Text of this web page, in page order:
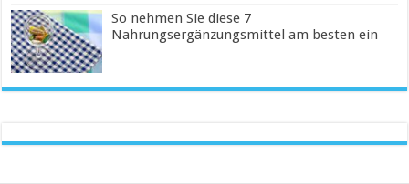
So nehmen Sie diese 7
Nahrungsergänzungsmittel am besten ein